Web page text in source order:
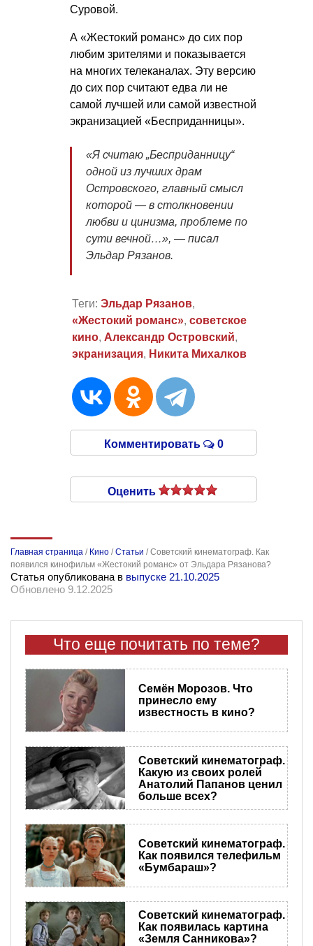
Суровой.
А «Жестокий романс» до сих пор
любим зрителями и показывается
на многих телеканалах. Эту версию
до сих пор считают едва ли не
самой лучшей или самой известной
экранизацией «Бесприданницы».
«Я считаю „Бесприданницу“
одной из лучших драм
Островского, главный смысл
которой — в столкновении
любви и цинизма, проблеме по
сути вечной…», — писал
Эльдар Рязанов.
Теги: Эльдар Рязанов,
«Жестокий романс», советское
кино, Александр Островский,
экранизация, Никита Михалков
Комментировать 0
Оценить
Главная страница / Кино /Статьи /Советский кинематограф. Как
появился кинофильм «Жестокий романс» от Эльдара Рязанова?
Статья опубликована в выпуске 21.10.2025
Обновлено 9.12.2025
Что еще почитать по теме?
Семён Морозов. Что
принесло ему
известность в кино?
Советский кинематограф.
Какую из своих ролей
Анатолий Папанов ценил
больше всех?
Советский кинематограф.
Как появился телефильм
«Бумбараш»?
Советский кинематограф.
Как появилась картина
«Земля Санникова»?